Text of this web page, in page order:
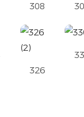
308
326